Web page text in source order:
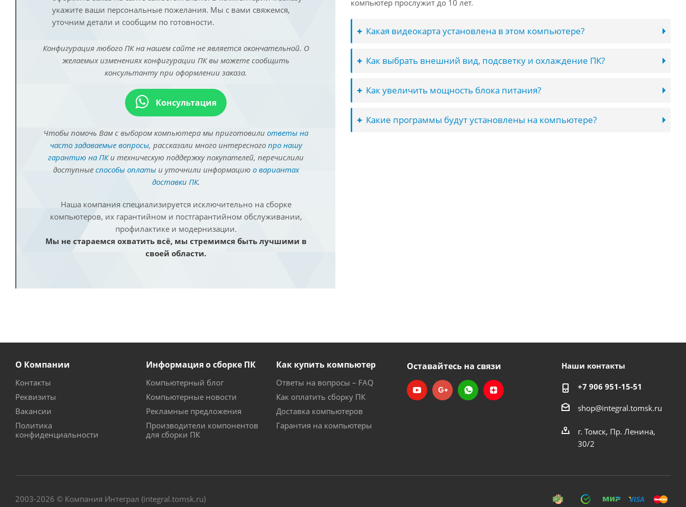
укажите ваши персональные пожелания. Мы с вами свяжемся,
уточним детали и сообщим по готовности.
Конфигурация любого ПК на нашем сайте не является окончательной. О
желаемых изменениях конфигурации ПК вы можете сообщить
консультанту при оформлении заказа.
Консультация
Чтобы помочь Вам с выбором компьютера мы приготовили ответы на
часто задаваемые вопросы, рассказали много интересного про нашу
гарантию на ПКи техническую поддержку покупателей, перечислили
доступные способы оплатыи уточнили информацию о вариантах
доставки ПК.
Наша компания специализируется исключительно на сборке
компьютеров, их гарантийном и постгарантийном обслуживании,
профилактике и модернизации.
Мы не стараемся охватить всё, мы стремимся быть лучшими в
своей области.
компьютер прослужит до 10 лет.
Какая видеокарта установлена в этом компьютере?
Как выбрать внешний вид, подсветку и охлаждение ПК?
Как увеличить мощность блока питания?
Какие программы будут установлены на компьютере?
О Компании
Контакты
Реквизиты
Вакансии
Политика
конфиденциальности
Информация о сборке ПК
Компьютерный блог
Компьютерные новости
Рекламные предложения
Производители компонентов
для сборки ПК
Как купить компьютер
Ответы на вопросы – FAQ
Как оплатить сборку ПК
Доставка компьютеров
Гарантия на компьютеры
Оставайтесь на связи Наши контакты
+7 906 951-15-51
shop@integral.tomsk.ru
г. Томск, Пр. Ленина,
30/2
2003-2026 © Компания Интеграл (integral.tomsk.ru)